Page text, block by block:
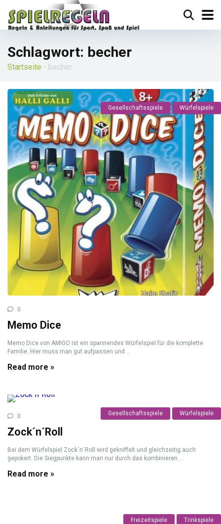
Schlagwort: becher
Startseite - becher
Gesellschaftsspiele Würfelspiele
0
Memo Dice
Memo Dice von AMIGO ist ein spannendes Würfelspiel für die komplette
Familie. Hier muss man gut aufpassen und ...
Read more »
Gesellschaftsspiele Würfelspiele
0
Zock´n´Roll
Bei dem Würfelspiel Zock´n´Roll wird gekniffelt und gleichzeitig auch
gepokert. Die Siegpunkte kann man nur durch das kombinieren ...
Read more »
Freizeitspiele Trinkspiele